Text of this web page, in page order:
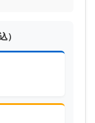
）